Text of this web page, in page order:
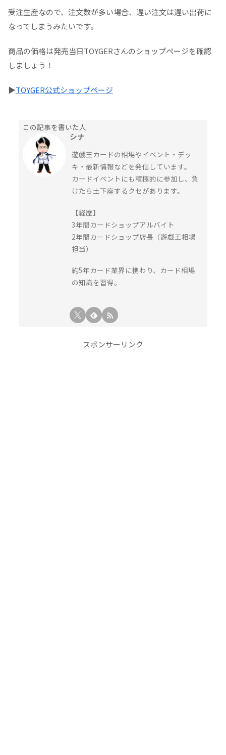
受注生産なので、注文数が多い場合、遅い注文は遅い出荷に
なってしまうみたいです。
商品の価格は発売当日TOYGERさんのショップページを確認
しましょう！
▶TOYGER公式ショップページ
この記事を書いた人
シナ
遊戯王カードの相場やイベント・デッ
キ・最新情報などを発信しています。
カードイベントにも積極的に参加し、負
けたら土下座するクセがあります。
【経歴】
3年間カードショップアルバイト
2年間カードショップ店長（遊戯王相場
担当）
約5年カード業界に携わり、カード相場
の知識を習得。
スポンサーリンク